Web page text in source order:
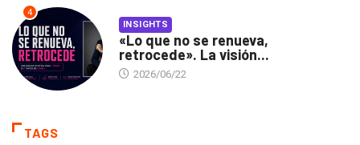
4
INSIGHTS
«Lo que no se renueva,
retrocede». La visión...
2026/06/22
TAGS